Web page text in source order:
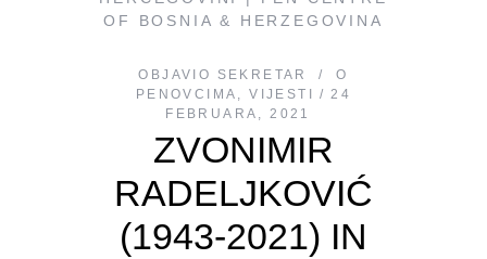
OF BOSNIA & HERZEGOVINA
OBJAVIO SEKRETAR
O
PENOVCIMA ,VIJESTI
24
FEBRUARA, 2021
ZVONIMIR
RADELJKOVIĆ
(1943-2021) IN